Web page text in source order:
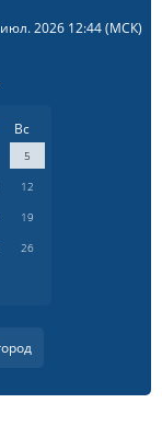
2026 12:44(МСК)
Вс
5
12
19
26